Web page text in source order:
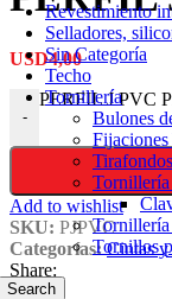
Revestimiento
Selladores,
Sin Categoría
Techo
Tornillería
Bulones
Tirafondos
Tornillería
Tornillería
Tornillos
Search
USD4,00
-
PERFIL J PVC
Add to wishlist
SKU: PJPVC
Categorías: Cintas y
Share: